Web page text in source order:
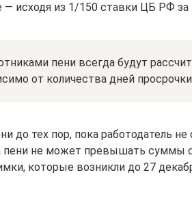
— исходя из 1/150 ставки ЦБ РФ
пени всегда будут
от количества дней
до тех пор, пока работодатель
пени не может превышать суммы
которые возникли до 27